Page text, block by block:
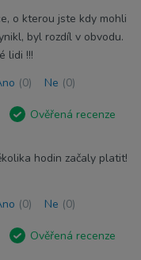
o kterou jste kdy mohli
byl rozdíl v obvodu.
lidi !!!
(0) Ne (0)
Ověřená recenze
hodin začaly platit!
(0) Ne (0)
Ověřená recenze